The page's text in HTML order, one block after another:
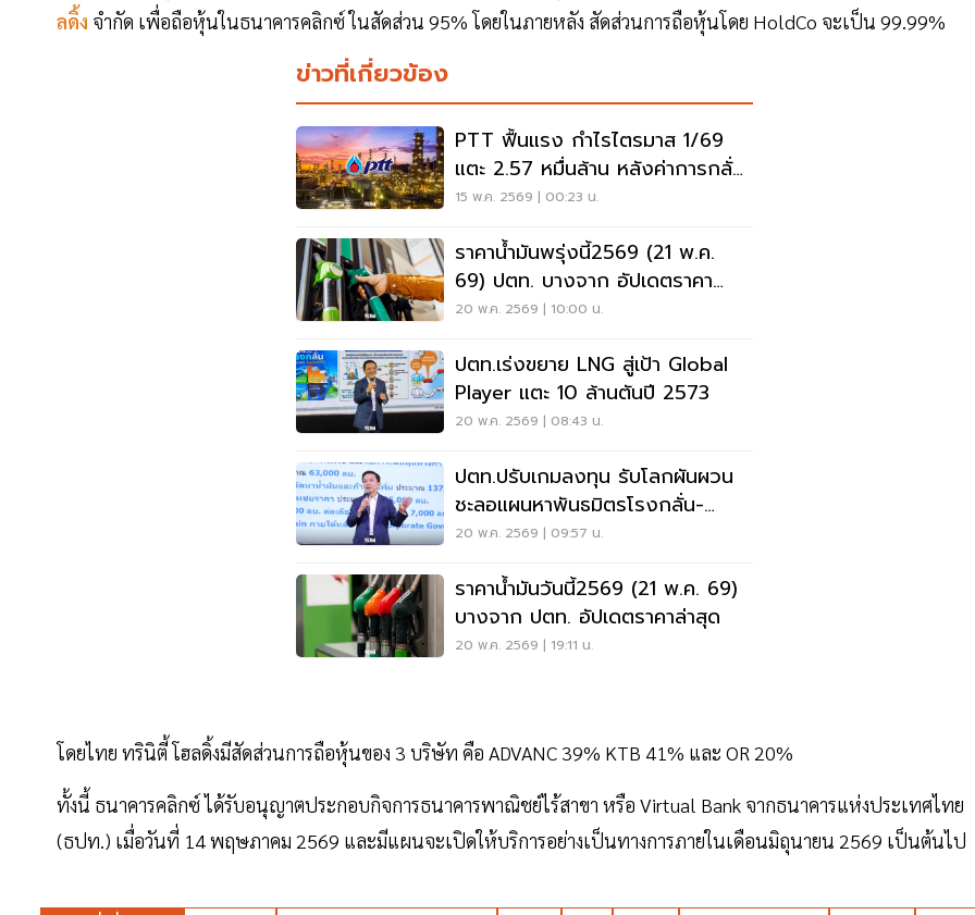
ลดิ้ง จำกัด เพื่อถือหุ้นในธนาคารคลิกซ์ ในสัดส่วน 95% โดยในภายหลัง สัดส่วนการถือหุ้นโดย HoldCo จะเป็น 99.99%
ข่าวที่เกี่ยวข้อง
PTT ฟื้นแรง กำไรไตรมาส 1/69
แตะ 2.57 หมื่นล้าน หลังค่าการกลั่น
พุ่ง
15 พ.ค. 2569 | 00:23 น.
ราคาน้ำมันพรุ่งนี้2569 (21 พ.ค.
69) ปตท. บางจาก อัปเดตราคา
ล่าสุด
20 พ.ค. 2569 | 10:00 น.
ปตท.เร่งขยาย LNG สู่เป้า Global
Player แตะ 10 ล้านตันปี 2573
20 พ.ค. 2569 | 08:43 น.
ปตท.ปรับเกมลงทุน รับโลกผันผวน
ชะลอแผนหาพันธมิตรโรงกลั่น-
ปิโตรเคมี
20 พ.ค. 2569 | 09:57 น.
ราคาน้ำมันวันนี้2569 (21 พ.ค. 69)
บางจาก ปตท. อัปเดตราคาล่าสุด
20 พ.ค. 2569 | 19:11 น.
โดยไทย ทรินิตี้ โฮลดิ้งมีสัดส่วนการถือหุ้นของ 3 บริษัท คือ ADVANC 39% KTB 41% และ OR 20%
ทั้งนี้ ธนาคารคลิกซ์ ได้รับอนุญาตประกอบกิจการธนาคารพาณิชย์ไร้สาขา หรือ Virtual Bank จากธนาคารแห่งประเทศไทย
(ธปท.) เมื่อวันที่ 14 พฤษภาคม 2569 และมีแผนจะเปิดให้บริการอย่างเป็นทางการภายในเดือนมิถุนายน 2569 เป็นต้นไป